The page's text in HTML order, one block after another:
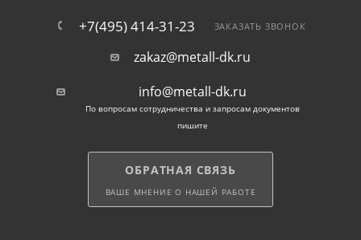
+7(495) 414-31-23 ЗАКАЗАТЬ ЗВОНОК
zakaz@metall-dk.ru
info@metall-dk.ru
По вопросам сотрудничества и запросам документов
пишите
ОБРАТНАЯ СВЯЗЬ
ВАШЕ МНЕНИЕ О НАШЕЙ РАБОТЕ